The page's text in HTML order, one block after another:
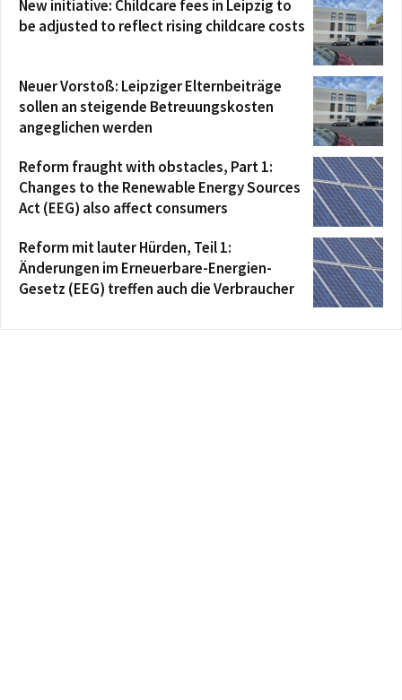
New initiative: Childcare fees in Leipzig to
be adjusted to reflect rising childcare costs
Neuer Vorstoß: Leipziger Elternbeiträge
sollen an steigende Betreuungskosten
angeglichen werden
Reform fraught with obstacles, Part 1:
Changes to the Renewable Energy Sources
Act (EEG) also affect consumers
Reform mit lauter Hürden, Teil 1:
Änderungen im Erneuerbare-Energien-
Gesetz (EEG) treffen auch die Verbraucher